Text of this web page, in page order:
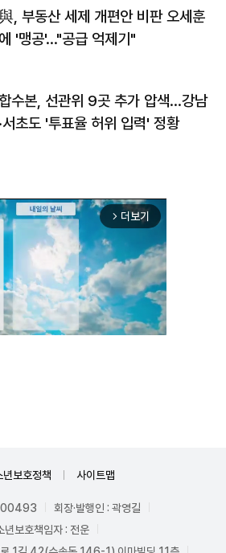
, 부동산 세제 개편안 비판 오세훈
에 '맹공'…"공급 억제기"
합수본, 선관위 9곳 추가 압색…강남
·서초도 '투표율 허위 입력' 정황
arrow_forward_ios 더보기
년보호정책 사이트맵
00493
회장·발행인 : 곽영길
년보호책임자 : 전운